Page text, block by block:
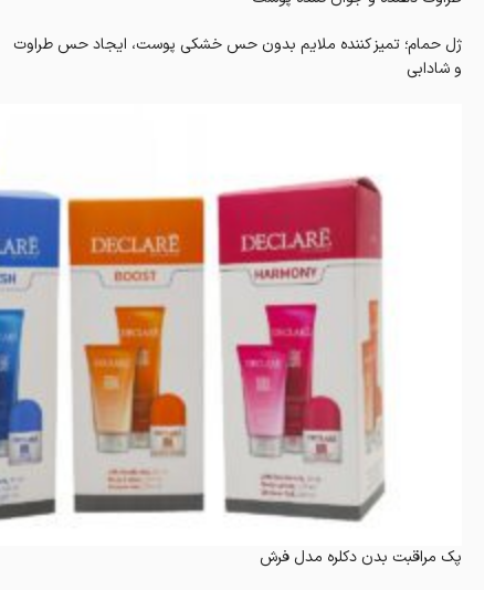
ژل حمام؛ تمیز کننده ملایم بدون حس خشکی پوست، ایجاد حس طراوت
و شادابی
پک مراقبت بدن دکلره مدل فرش